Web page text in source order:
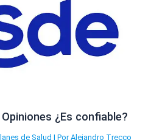
Opiniones ¿Es confiable?
de Salud | Por Alejandro Trecco